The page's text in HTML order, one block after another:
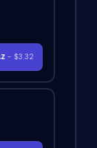
- $3.32